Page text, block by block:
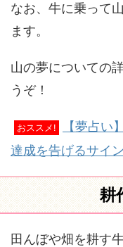
なお、牛に乗って
ます。
山の夢についての
うぞ！
おススメ!
【夢占い
達成を告げるサイン
耕
田んぼや畑を耕す